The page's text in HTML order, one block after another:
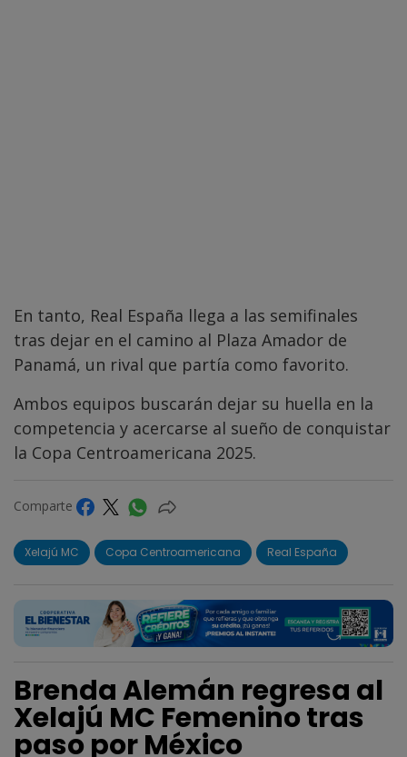
En tanto, Real España llega a las semifinales
tras dejar en el camino al Plaza Amador de
Panamá, un rival que partía como favorito.
Ambos equipos buscarán dejar su huella en la
competencia y acercarse al sueño de conquistar
la Copa Centroamericana 2025.
Comparte
Xelajú MC Copa Centroamericana Real España
Brenda Alemán regresa al
Xelajú MC Femenino tras
paso por México